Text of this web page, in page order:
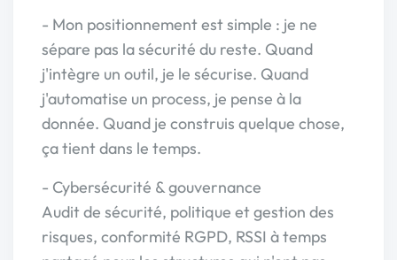
- Mon positionnement est simple : je ne
sépare pas la sécurité du reste. Quand
j'intègre un outil, je le sécurise. Quand
j'automatise un process, je pense à la
donnée. Quand je construis quelque chose,
ça tient dans le temps.
- Cybersécurité & gouvernance
Audit de sécurité, politique et gestion des
risques, conformité RGPD, RSSI à temps